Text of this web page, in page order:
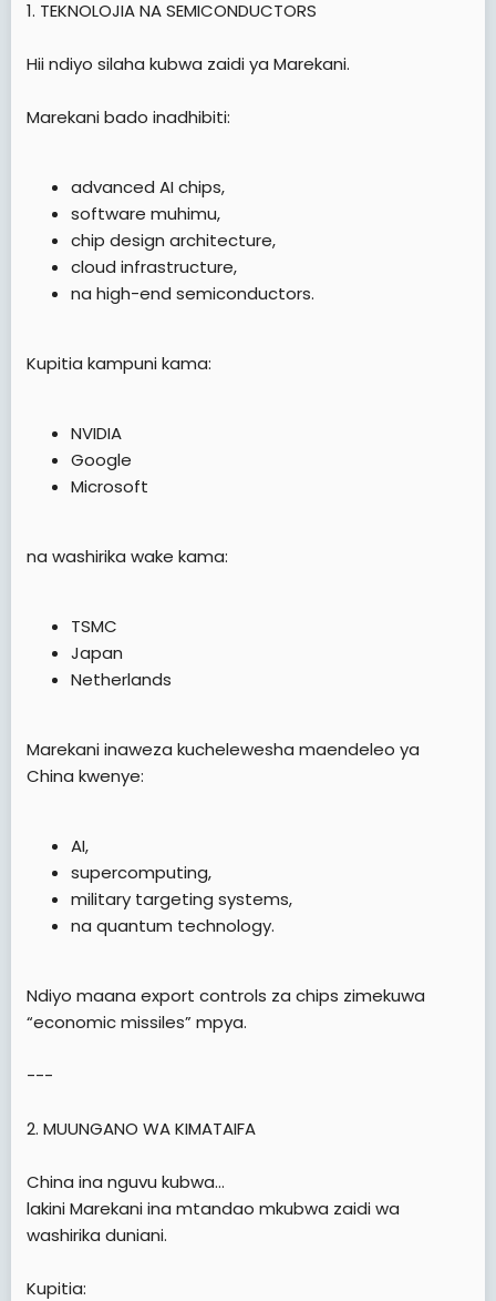
1. TEKNOLOJIA NA SEMICONDUCTORS
Hii ndiyo silaha kubwa zaidi ya Marekani.
Marekani bado inadhibiti:
advanced AI chips,
software muhimu,
chip design architecture,
cloud infrastructure,
na high-end semiconductors.
Kupitia kampuni kama:
NVIDIA
Google
Microsoft
na washirika wake kama:
TSMC
Japan
Netherlands
Marekani inaweza kuchelewesha maendeleo ya
China kwenye:
AI,
supercomputing,
military targeting systems,
na quantum technology.
Ndiyo maana export controls za chips zimekuwa
“economic missiles” mpya.
---
2. MUUNGANO WA KIMATAIFA
China ina nguvu kubwa…
lakini Marekani ina mtandao mkubwa zaidi wa
washirika duniani.
Kupitia: